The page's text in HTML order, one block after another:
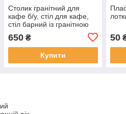
Столик гранітний для
кафе б/у, стіл для кафе,
стіл барний із гранітною
столики б у.
650₴
Купити
50